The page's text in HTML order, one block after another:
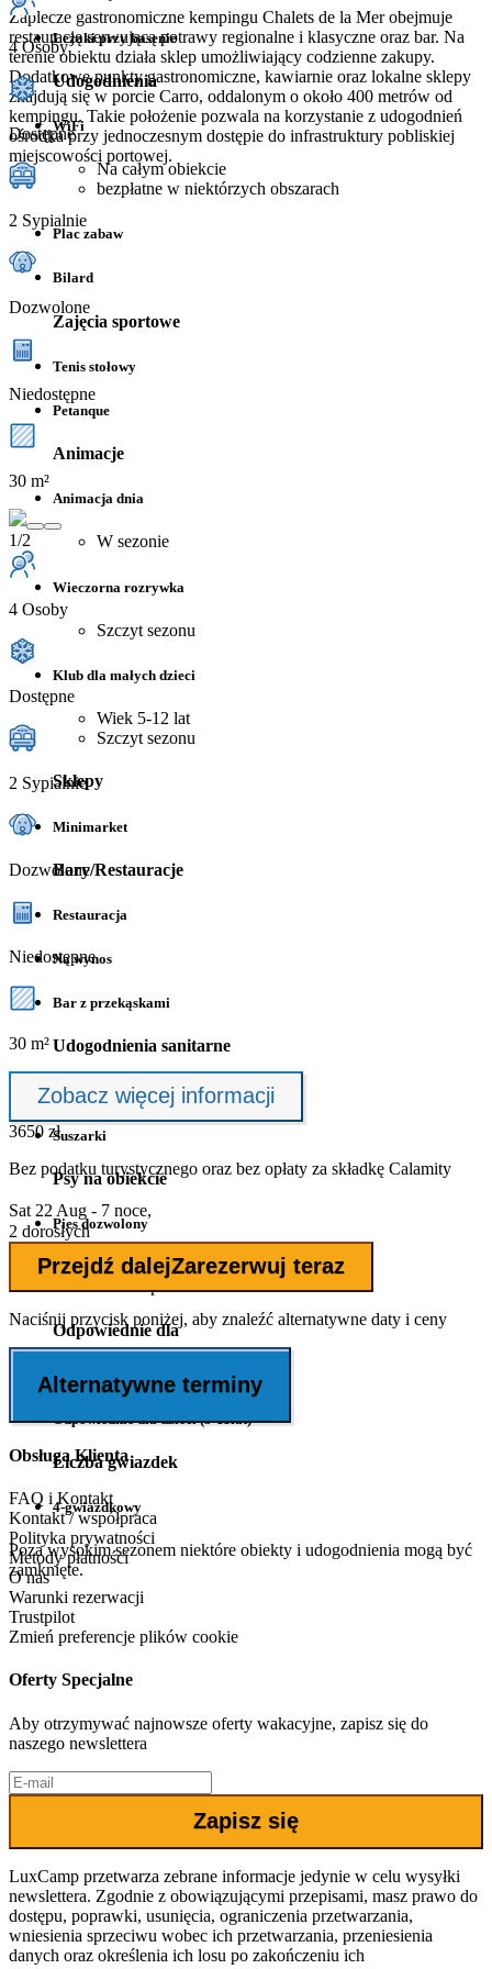
Zaplecze gastronomiczne kempingu Chalets de la Mer obejmuje
restaurację serwującą potrawy regionalne i klasyczne oraz bar. Na
terenie obiektu działa sklep umożliwiający codzienne zakupy.
Dodatkowe punkty gastronomiczne, kawiarnie oraz lokalne sklepy
znajdują się w porcie Carro, oddalonym o około 400 metrów od
kempingu. Takie położenie pozwala na korzystanie z udogodnień
ośrodka przy jednoczesnym dostępie do infrastruktury pobliskiej
miejscowości portowej.
Leżaki przy basenie
Udogodnienia
WiFi
Na całym obiekcie
bezpłatne w niektórzych obszarach
Plac zabaw
Bilard
Zajęcia sportowe
Tenis stołowy
Petanque
Animacje
Animacja dnia
W sezonie
Wieczorna rozrywka
Szczyt sezonu
Klub dla małych dzieci
Wiek 5-12 lat
Szczyt sezonu
Sklepy
Minimarket
Bary/Restauracje
Restauracja
Na wynos
Bar z przekąskami
Udogodnienia sanitarne
Pralki
Suszarki
Psy na obiekcie
Pies dozwolony
Psy z 1. i 2. kategorii są zabronione
Max. 1 pies
Odpowiednie dla
Odpowiednie dla dzieci (od 0-4 lat)
Odpowiednie dla dzieci (5-11lat)
Liczba gwiazdek
4-gwiazdkowy
Poza wysokim sezonem niektóre obiekty i udogodnienia mogą być
zamknięte.
4 Osoby
Dostępne
2 Sypialnie
Dozwolone
Niedostępne
30 m²
1/2
4 Osoby
Dostępne
2 Sypialnie
Dozwolone
Niedostępne
30 m²
Zobacz więcej informacji
3650 zł
Bez podatku turystycznego oraz bez opłaty za składkę Calamity
Sat 22 Aug - 7 noce,
2 dorosłych
Przejdź dalejZarezerwuj teraz
Naciśnij przycisk poniżej, aby znaleźć alternatywne daty i ceny
Alternatywne terminy
Obsługa Klienta
FAQ i Kontakt
Kontakt / współpraca
Polityka prywatności
Metody płatności
O nas
Warunki rezerwacji
Trustpilot
Zmień preferencje plików cookie
Oferty Specjalne
Aby otrzymywać najnowsze oferty wakacyjne, zapisz się do
naszego newslettera
Zapisz się
LuxCamp przetwarza zebrane informacje jedynie w celu wysyłki
newslettera. Zgodnie z obowiązującymi przepisami, masz prawo do
dostępu, poprawki, usunięcia, ograniczenia przetwarzania,
wniesienia sprzeciwu wobec ich przetwarzania, przeniesienia
danych oraz określenia ich losu po zakończeniu ich